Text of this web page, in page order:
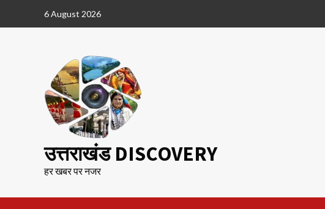
6 August 2026
उत्तराखंड DISCOVERY
हर खबर पर नजर